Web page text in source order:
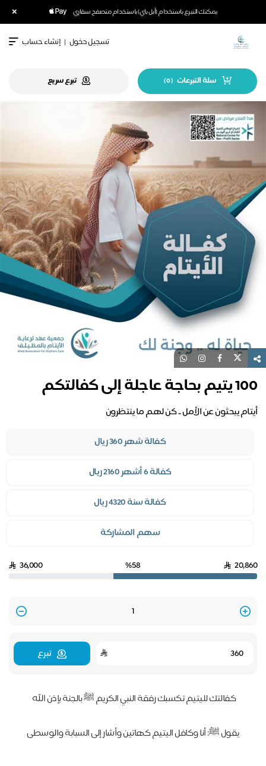
يمكنك التبرع باستخدام (أبل باي) باستخدام متصفح سفاري ×
تسجيل دخول | إنشاء حساب
سلة التبرعات (
0
) تبرع سريع
100 يتيم بحاجة عاجلة إلى كفالتكم
أيتام يبحثون عن الأمل .. كن لهم ما ينتظرون
كفالة شهر 360 ريال
كفالة 6 أشهر 2160 ريال
كفالة سنة 4320 ريال
سهم المشاركة
20,860
%58
36,000
Quantity
تبرع
كفالتك لليتيم تكسبك رفقة النبي الكريم ﷺ بالجنة بإذن الله
يقول ﷺ: أنا وكافل اليتيم كهاتين وأشار إلى السبابة والوسطى